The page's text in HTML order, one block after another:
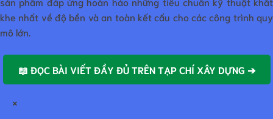
khe nhất về độ bền và an toàn kết cấu cho các công trình quy
mô lớn.
📖 ĐỌC BÀI VIẾT ĐẦY ĐỦ TRÊN TẠP CHÍ XÂY DỰNG ➔
×